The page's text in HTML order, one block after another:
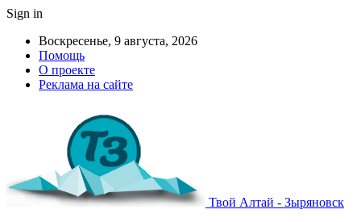
Sign in
Воскресенье, 9 августа, 2026
Помощь
О проекте
Реклама на сайте
Твой Алтай - Зыряновск